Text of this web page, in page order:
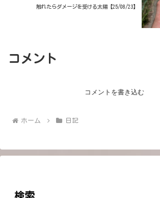
触れたらダメージを受ける太陽【25/08/23】
コメント
コメントを書き込む
ホーム 日記
検索